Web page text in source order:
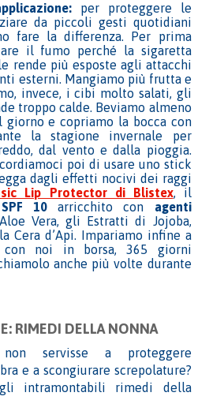
per proteggere le
da piccoli gesti quotidiani
fare la differenza. Per prima
il fumo perché la sigaretta
rende più esposte agli attacchi
esterni. Mangiamo più frutta e
invece, i cibi molto salati, gli
troppo calde. Beviamo almeno
giorno e copriamo la bocca con
la stagione invernale per
dal vento e dalla pioggia.
poi di usare uno stick
dagli effetti nocivi dei raggi
Lip Protector di Blistex, il
SPF 10 arricchito con agenti
Vera, gli Estratti di Jojoba,
Cera d’Api. Impariamo infine a
con noi in borsa, 365 giorni
anche più volte durante
RIMEDI DELLA NONNA
servisse a proteggere
e a scongiurare screpolature?
intramontabili rimedi della